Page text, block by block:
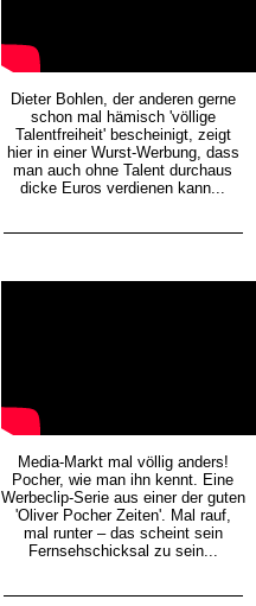
Dieter Bohlen, der anderen gerne
schon mal hämisch 'völlige
Talentfreiheit' bescheinigt, zeigt
hier in einer Wurst-Werbung, dass
man auch ohne Talent durchaus
dicke Euros verdienen kann...
Media-Markt mal völlig anders!
Pocher, wie man ihn kennt. Eine
Werbeclip-Serie aus einer der guten
'Oliver Pocher Zeiten'. Mal rauf,
mal runter – das scheint sein
Fernsehschicksal zu sein...